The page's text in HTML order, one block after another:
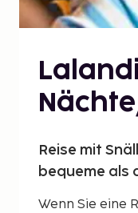
Reise mit
bequeme als
Wenn Sie eine